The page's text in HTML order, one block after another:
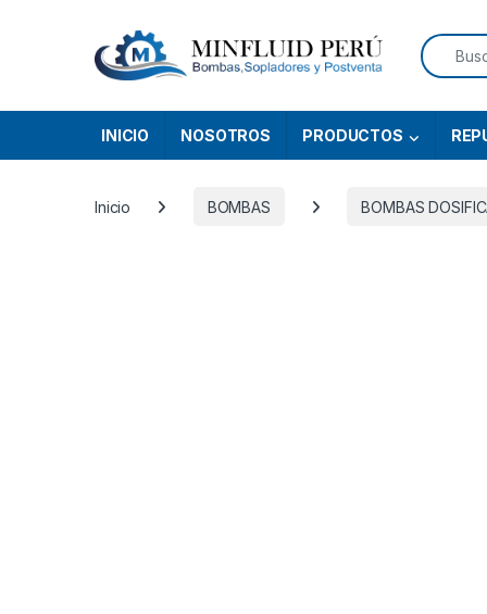
Search
INICIO NOSOTROS PRODUCTOS
Inicio BOMBAS BOMBAS